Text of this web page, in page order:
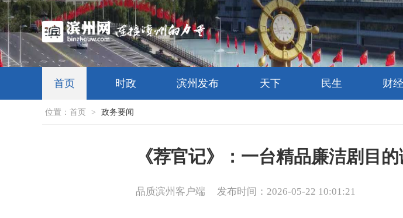
首页 时政 滨州发布 天下 民生 财经
位置： 首页 > 政务要闻
《荐官记》：一台精品廉洁剧目
品质滨州客户端 发布时间：2026-05-22 10:01:21